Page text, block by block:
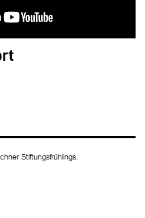
Stiftungsfrühlings.